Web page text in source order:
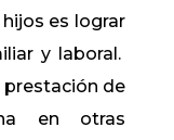
es lograr
y laboral.
de
en otras